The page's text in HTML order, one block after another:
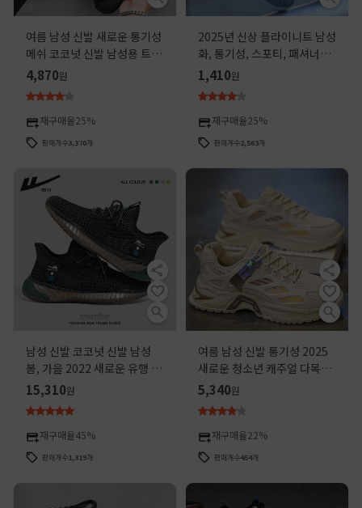
여름 남성 신발 새로운 통기성
메쉬 코코넛 신발 남성용 트렌
디 올매치 두꺼운 밑창 운동화
캐주얼 러닝 슈즈
4,870원
재구매율25%
판매개수3,370개
2025년 신상 플라이니트 남성
화, 통기성, 스포티, 패셔너블,
편안한 메쉬 소재, 캐주얼 런
닝화, 아빠 신발 스타일, 트렌
디하고 인기 있는 모델
1,410원
재구매율25%
판매개수2,563개
남성 신발 코코넛 신발 남성
봄, 가을 2022 새로운 유행 신
발 메쉬 통기성 운동화 캐주얼
신발 남성
15,310원
재구매율45%
판매개수1,319개
여름 남성 신발 통기성 2025
새로운 청소년 캐주얼 다목적
스포츠 러닝 메쉬 탈취제 증가
아빠 신발
5,340원
재구매율22%
판매개수454개